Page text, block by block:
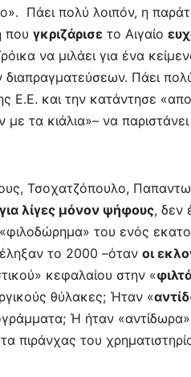
Πάει πολύ λοιπόν, η
που γκριζάρισε το Αιγαίο
να μιλάει για ένα
διαπραγματεύσεων. Πάει
Ε.Ε. και την κατάντησε
με τα κιάλια»– να
Τσοχατζόπουλο,
για λίγες μόνον ψήφους, δεν
του ενός
το 2000 –όταν οι
κεφαλαίου στην «
θύλακες; Ήταν «
Ή ήταν
πιράνχας του